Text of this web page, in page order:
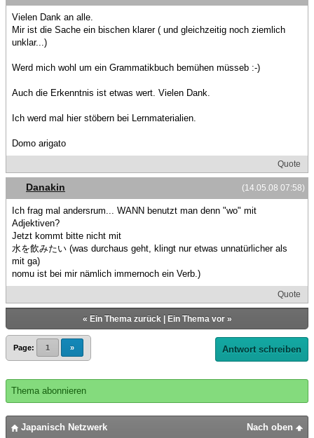
Vielen Dank an alle.
Mir ist die Sache ein bischen klarer ( und gleichzeitig noch ziemlich
unklar...)
Werd mich wohl um ein Grammatikbuch bemühen müsseb :-)
Auch die Erkenntnis ist etwas wert. Vielen Dank.
Ich werd mal hier stöbern bei Lernmaterialien.
Domo arigato
Quote
(14.05.08 07:58)
Danakin
Ich frag mal andersrum... WANN benutzt man denn "wo" mit
Adjektiven?
Jetzt kommt bitte nicht mit
水を飲みたい (was durchaus geht, klingt nur etwas unnatürlicher als
mit ga)
nomu ist bei mir nämlich immernoch ein Verb.)
Quote
« Ein Thema zurück| Ein Thema vor»
Page: 1 » Antwort schreiben
Thema abonnieren
Nach oben
Japanisch Netzwerk